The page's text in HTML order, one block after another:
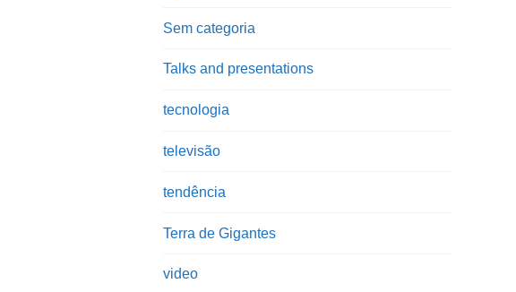
Sem categoria
Talks and presentations
tecnologia
televisão
tendência
Terra de Gigantes
video